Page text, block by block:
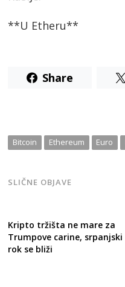
**U Etheru**
Share
Bitcoin Ethereum Euro
SLIČNE OBJAVE
Kripto tržišta ne mare za
Trumpove carine, srpanjski
rok se bliži